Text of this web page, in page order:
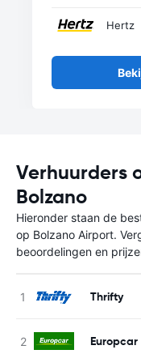
Hertz
Verhuurders
Bolzano
Hieronder staan de
op Bolzano Airport.
beoordelingen en
Thrifty
Europcar